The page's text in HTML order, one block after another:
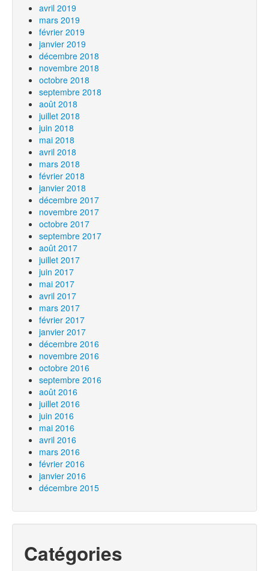
avril 2019
mars 2019
février 2019
janvier 2019
décembre 2018
novembre 2018
octobre 2018
septembre 2018
août 2018
juillet 2018
juin 2018
mai 2018
avril 2018
mars 2018
février 2018
janvier 2018
décembre 2017
novembre 2017
octobre 2017
septembre 2017
août 2017
juillet 2017
juin 2017
mai 2017
avril 2017
mars 2017
février 2017
janvier 2017
décembre 2016
novembre 2016
octobre 2016
septembre 2016
août 2016
juillet 2016
juin 2016
mai 2016
avril 2016
mars 2016
février 2016
janvier 2016
décembre 2015
Catégories